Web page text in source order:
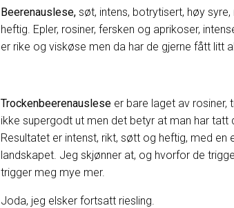
Beerenauslese, søt, intens, botrytisert, høy syre,
heftig. Epler, rosiner, fersken og aprikoser,
er rike og viskøse men da har de gjerne fått litt
Trockenbeerenauslese er bare laget av
ikke supergodt ut men det betyr at man har
Resultatet er intenst, rikt, søtt og heftig, med
landskapet. Jeg skjønner at, og hvorfor de
trigger meg mye mer.
Joda, jeg elsker fortsatt riesling.